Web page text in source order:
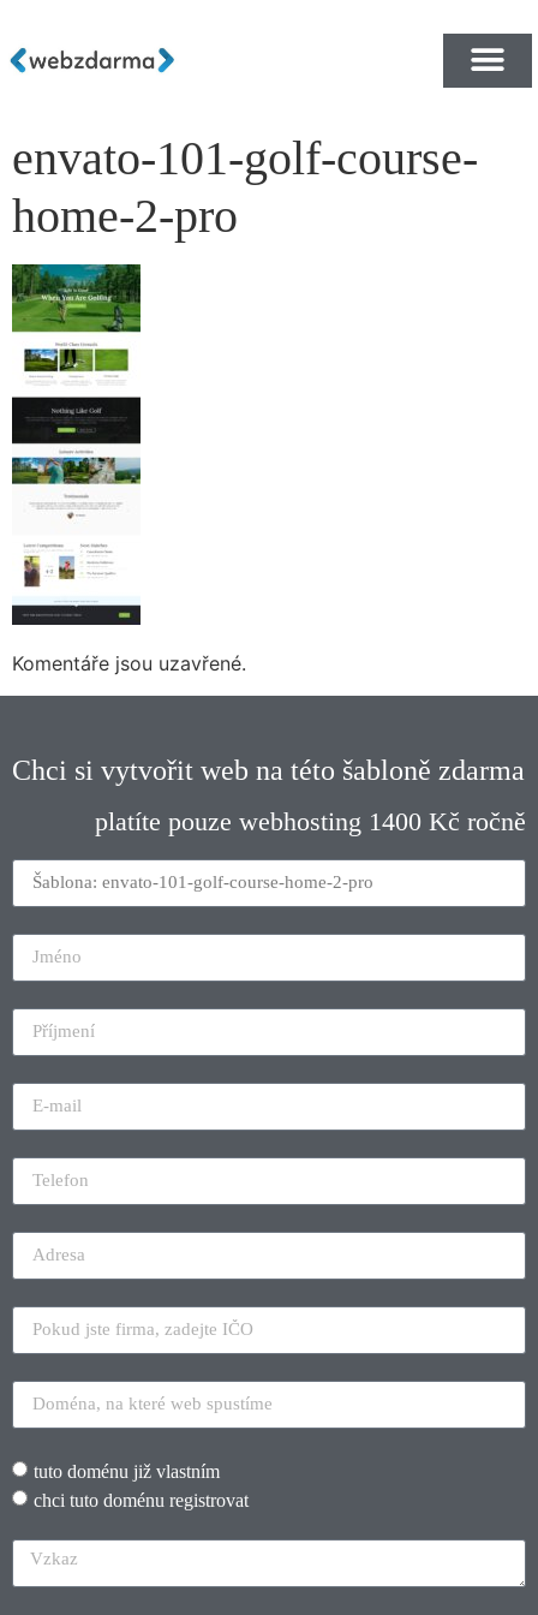
envato-101-golf-course-
home-2-pro
Komentáře jsou uzavřené.
Chci si vytvořit web na této šabloně zdarma
platíte pouze webhosting 1400 Kč ročně
tuto doménu již vlastním
chci tuto doménu registrovat